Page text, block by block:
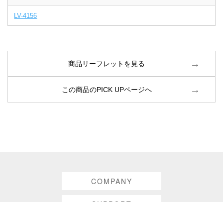
LV-4156
商品リーフレットを見る
この商品のPICK UPページへ
COMPANY